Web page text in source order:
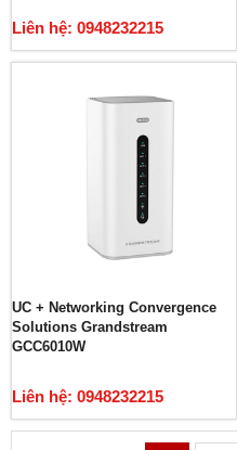
Liên hệ: 0948232215
UC + Networking Convergence
Solutions Grandstream
GCC6010W
Liên hệ: 0948232215